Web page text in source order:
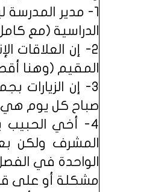
1- مدير
الدراسية (مع
2- إن العلاقات
المقيم (وهنا
3- إن الزيارات
صباح كل يوم هي
4- أخي الحبيب
المشرف ولكن
مشكلة أو على